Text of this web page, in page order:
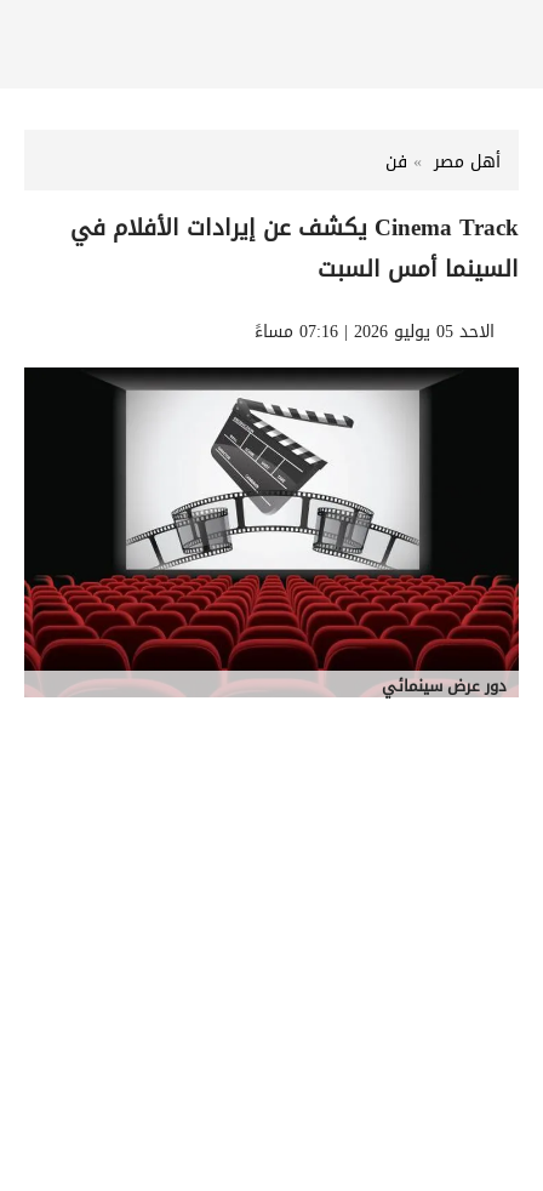
أهل مصر فن
Cinema Track يكشف عن إيرادات الأفلام في
السينما أمس السبت
الاحد 05 يوليو 2026 | 07:16 مساءً
دور عرض سينمائي